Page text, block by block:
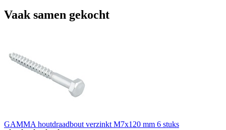
Vaak samen gekocht
GAMMA houtdraadbout verzinkt M7x120 mm 6 stuks